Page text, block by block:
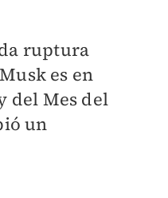
ruptura
es en
del Mes del
un